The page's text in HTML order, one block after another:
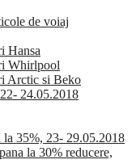
de voiaj
Hansa
Whirlpool
Arctic si Beko
24.05.2018
35%, 23- 29.05.2018
la 30% reducere,